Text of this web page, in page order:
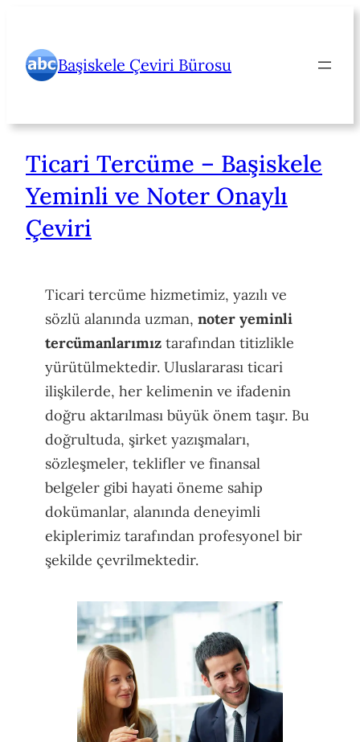
Başiskele Çeviri Bürosu
Ticari Tercüme – Başiskele
Yeminli ve Noter Onaylı
Çeviri
Ticari tercüme hizmetimiz, yazılı ve
sözlü alanında uzman, noter yeminli
tercümanlarımız tarafından titizlikle
yürütülmektedir. Uluslararası ticari
ilişkilerde, her kelimenin ve ifadenin
doğru aktarılması büyük önem taşır. Bu
doğrultuda, şirket yazışmaları,
sözleşmeler, teklifler ve finansal
belgeler gibi hayati öneme sahip
dokümanlar, alanında deneyimli
ekiplerimiz tarafından profesyonel bir
şekilde çevrilmektedir.